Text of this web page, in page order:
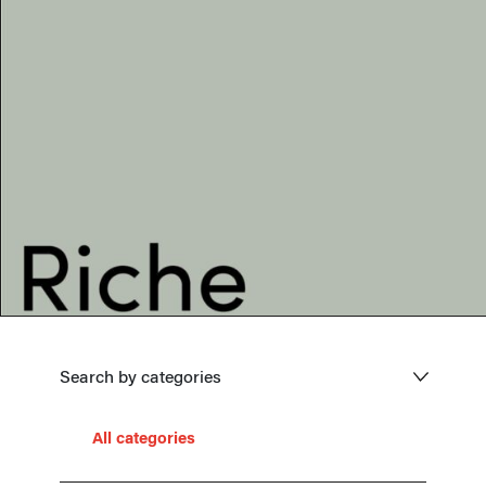
Search by categories
All categories